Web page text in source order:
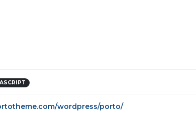
wordpress/porto/